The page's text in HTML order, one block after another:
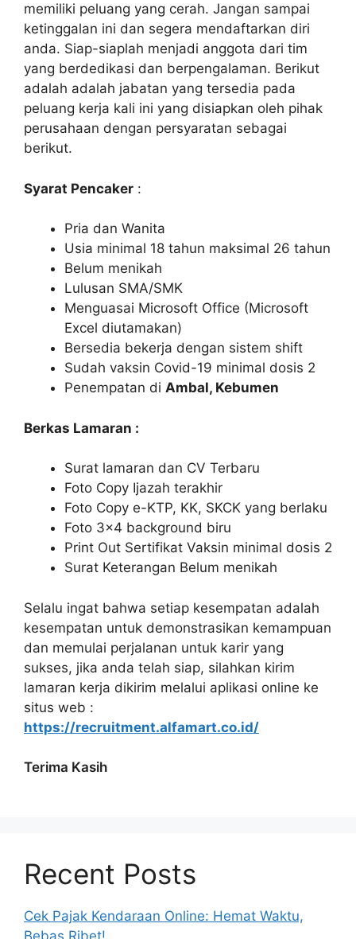
memiliki peluang yang cerah. Jangan sampai
ketinggalan ini dan segera mendaftarkan diri
anda. Siap-siaplah menjadi anggota dari tim
yang berdedikasi dan berpengalaman. Berikut
adalah adalah jabatan yang tersedia pada
peluang kerja kali ini yang disiapkan oleh pihak
perusahaan dengan persyaratan sebagai
berikut.
Syarat Pencaker :
Pria dan Wanita
Usia minimal 18 tahun maksimal 26 tahun
Belum menikah
Lulusan SMA/SMK
Menguasai Microsoft Office (Microsoft
Excel diutamakan)
Bersedia bekerja dengan sistem shift
Sudah vaksin Covid-19 minimal dosis 2
Penempatan di Ambal, Kebumen
Berkas Lamaran :
Surat lamaran dan CV Terbaru
Foto Copy Ijazah terakhir
Foto Copy e-KTP, KK, SKCK yang berlaku
Foto 3×4 background biru
Print Out Sertifikat Vaksin minimal dosis 2
Surat Keterangan Belum menikah
Selalu ingat bahwa setiap kesempatan adalah
kesempatan untuk demonstrasikan kemampuan
dan memulai perjalanan untuk karir yang
sukses, jika anda telah siap, silahkan kirim
lamaran kerja dikirim melalui aplikasi online ke
situs web :
https://recruitment.alfamart.co.id/
Terima Kasih
Recent Posts
Cek Pajak Kendaraan Online: Hemat Waktu,
Bebas Ribet!